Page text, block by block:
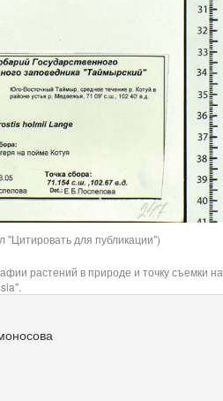
"Цитировать для публикации")
растений в природе и точку съемки на